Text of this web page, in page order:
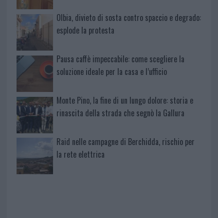
Olbia, divieto di sosta contro spaccio e degrado:
esplode la protesta
Pausa caffè impeccabile: come scegliere la
soluzione ideale per la casa e l’ufficio
Monte Pino, la fine di un lungo dolore: storia e
rinascita della strada che segnò la Gallura
Raid nelle campagne di Berchidda, rischio per
la rete elettrica